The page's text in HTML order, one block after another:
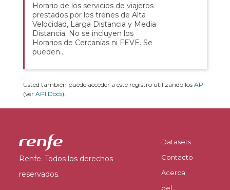
Horario de los servicios de viajeros
prestados por los trenes de Alta
Velocidad, Larga Distancia y Media
Distancia. No se incluyen los
Horarios de Cercanías ni FEVE. Se
pueden...
Usted también puede acceder a este registro utilizando los API
(ver API Docs).
Renfe. Todos los derechos
reservados.
Datasets
Contacto
Acerca
del